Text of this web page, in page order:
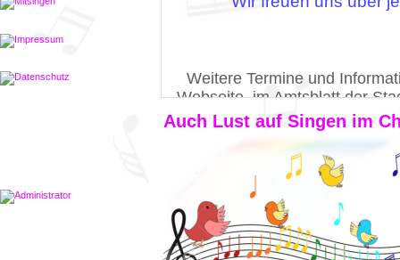
Auch Lust auf Singen im